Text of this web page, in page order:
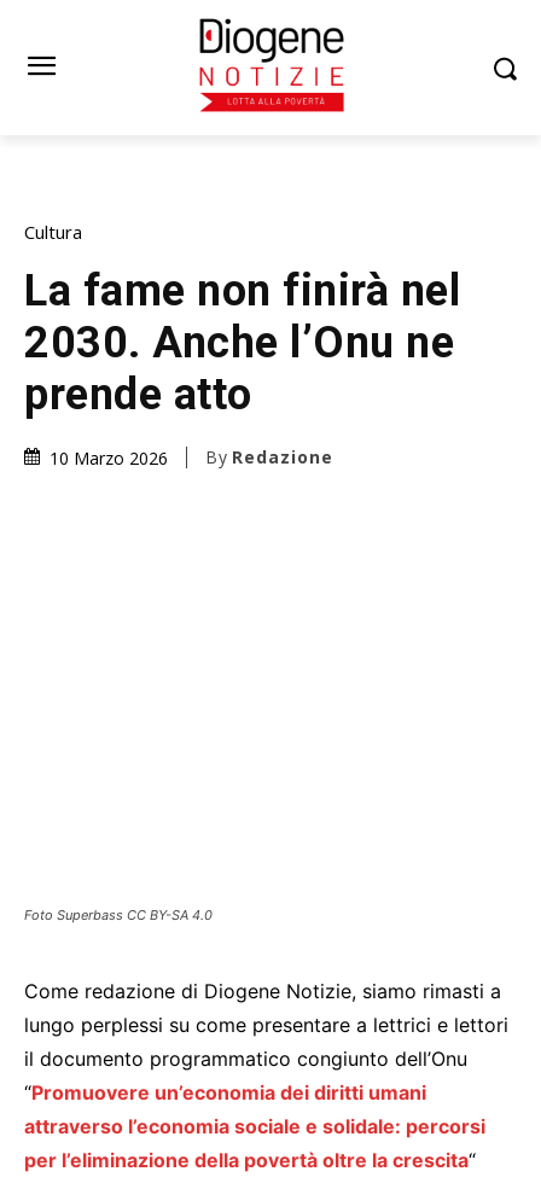
Cultura
La fame non finirà nel
2030. Anche l’Onu ne
prende atto
10 Marzo 2026 By Redazione
Foto Superbass CC BY-SA 4.0
Come redazione di Diogene Notizie, siamo rimasti a
lungo perplessi su come presentare a lettrici e lettori
il documento programmatico congiunto dell’Onu
“Promuovere un’economia dei diritti umani
attraverso l’economia sociale e solidale: percorsi
per l’eliminazione della povertà oltre la crescita“